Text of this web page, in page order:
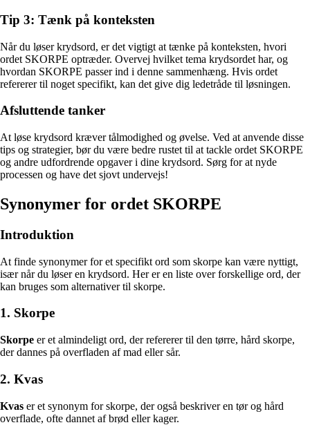
Tip 3: Tænk på konteksten
Når du løser krydsord, er det vigtigt at tænke på konteksten, hvori
ordet SKORPE optræder. Overvej hvilket tema krydsordet har, og
hvordan SKORPE passer ind i denne sammenhæng. Hvis ordet
refererer til noget specifikt, kan det give dig ledetråde til løsningen.
Afsluttende tanker
At løse krydsord kræver tålmodighed og øvelse. Ved at anvende disse
tips og strategier, bør du være bedre rustet til at tackle ordet SKORPE
og andre udfordrende opgaver i dine krydsord. Sørg for at nyde
processen og have det sjovt undervejs!
Synonymer for ordet SKORPE
Introduktion
At finde synonymer for et specifikt ord som skorpe kan være nyttigt,
især når du løser en krydsord. Her er en liste over forskellige ord, der
kan bruges som alternativer til skorpe.
1. Skorpe
Skorpe er et almindeligt ord, der refererer til den tørre, hård skorpe,
der dannes på overfladen af mad eller sår.
2. Kvas
Kvas er et synonym for skorpe, der også beskriver en tør og hård
overflade, ofte dannet af brød eller kager.